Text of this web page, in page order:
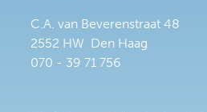
C.A. van Beverenstraat 48
2552 HW Den Haag
070 - 39 71 756